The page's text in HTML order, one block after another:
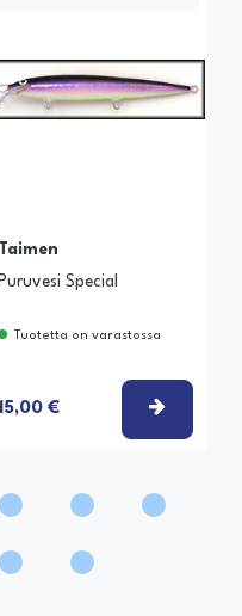
VAIHTOEHTO
Taimen
Puruvesi Special
Tuotetta on varastossa
€